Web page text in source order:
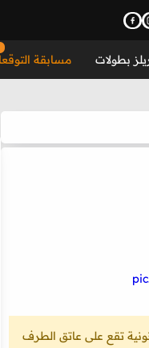
بطولات مسابقة
تقع على عاتق الطرف